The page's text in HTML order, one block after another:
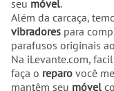
seu móvel.
Além da carcaça,
vibradores para
parafusos originais
Na iLevante.com,
faça o reparo você
mantêm seu móvel